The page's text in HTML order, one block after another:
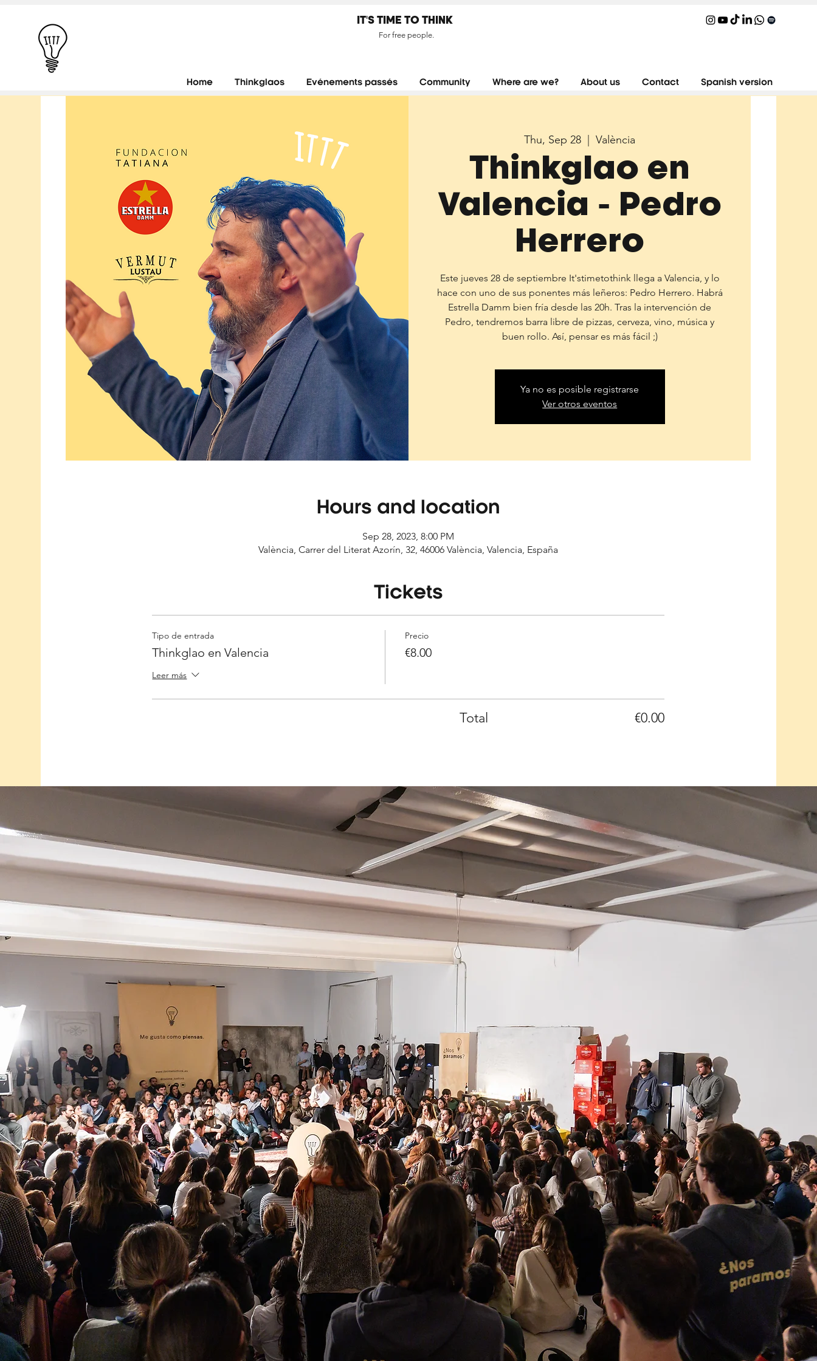
Home Thinkglaos Evénements passés Community Where are we? About us Contact Spanish version
IT'S TIME TO THINK
For free people.
Thu, Sep 28
  |
València
Thinkglao en
Valencia - Pedro
Herrero
Este jueves 28 de septiembre It'stimetothink llega a Valencia, y lo
hace con uno de sus ponentes más leñeros: Pedro Herrero. Habrá
Estrella Damm bien fría desde las 20h. Tras la intervención de
Pedro, tendremos barra libre de pizzas, cerveza, vino, música y
buen rollo. Así, pensar es más fácil ;)
Ya no es posible registrarse
Ver otros eventos
Hours and location
Sep 28, 2023, 8:00 PM
València, Carrer del Literat Azorín, 32, 46006 València, Valencia, España
Tickets
Tipo de entrada
Thinkglao en Valencia
Leer más
Precio
€8.00
Total €0.00